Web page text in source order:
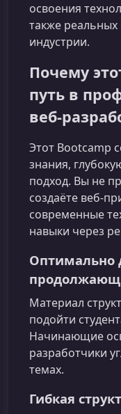
освоения
также
индустрии.
Почему
путь в
Этот Bootcamp
знания,
подход. Вы не
создаёте
современные
навыки через
Оптимально
Материал
подойти
Начинающие
разработчики
темах.
Гибкая